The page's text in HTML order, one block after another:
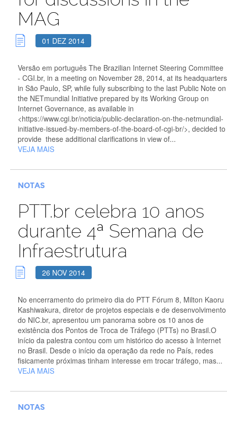
MAG
01 DEZ 2014
Versão em português The Brazilian Internet Steering Committee
- CGI.br, in a meeting on November 28, 2014, at its headquarters
in São Paulo, SP, while fully subscribing to the last Public Note on
the NETmundial Initiative prepared by its Working Group on
Internet Governance, as available in
<https://www.cgi.br/noticia/public-declaration-on-the-netmundial-
initiative-issued-by-members-of-the-board-of-cgi-br/>, decided to
provide these additional clarifications in view of...
VEJA MAIS
NOTAS
PTT.br celebra 10 anos
durante 4ª Semana de
Infraestrutura
26 NOV 2014
No encerramento do primeiro dia do PTT Fórum 8, Milton Kaoru
Kashiwakura, diretor de projetos especiais e de desenvolvimento
do NIC.br, apresentou um panorama sobre os 10 anos de
existência dos Pontos de Troca de Tráfego (PTTs) no Brasil.O
início da palestra contou com um histórico do acesso à Internet
no Brasil. Desde o início da operação da rede no País, redes
fisicamente próximas tinham interesse em trocar tráfego, mas...
VEJA MAIS
NOTAS